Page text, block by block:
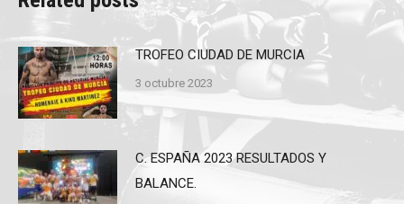
TROFEO CIUDAD DE MURCIA
3 octubre 2023
C. ESPAÑA 2023 RESULTADOS Y
BALANCE.